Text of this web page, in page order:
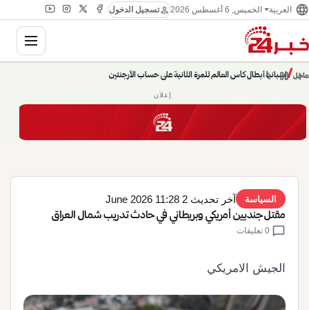
language العربية الخميس, 6 أغسطس 2026 personتسجيل الدخول
عاجل/إسبانيا أبطال كأس العالم للمرة الثانية على حساب الأرجنتين chevron_right
pause
chevron_left
إعلان
السياسة آخر تحديث 2 June 2026 11:28
مقتل جنديين أمريكي وبريطاني في حادث تدريب شمال العراق
chat_bubble
الجيش الامريكي